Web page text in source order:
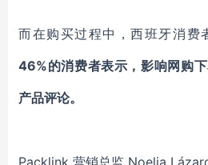
而在购买过程中，西班牙消费
46%的消费者表示，影响网购
产品评论。
Packlink 营销总监 Noelia